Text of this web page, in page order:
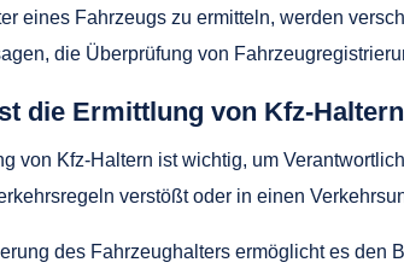
eines Fahrzeugs zu ermitteln, werden
die Überprüfung von
die Ermittlung von Kfz-
von Kfz-Haltern ist wichtig, um
verstößt oder in einen
des Fahrzeughalters ermöglicht es den